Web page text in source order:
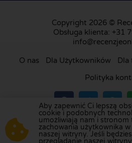
Copyright 2026 ©
Obsługa klienta: +31
O nas Dla Użytkowników Dla
Polityka
Odwiedź naszą platformę
Wielkiej Brytanii,Francji,
Aby zapewnić Ci lepszą
cookie i podobnych
umożliwiają nam i stronom
zachowania użytkownika
naszej witryny. Jeśli
przeglądanie naszej